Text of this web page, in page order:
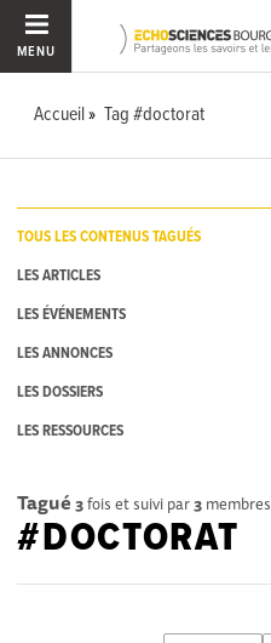
MENU
Accueil Tag #doctorat
TOUS LES CONTENUS TAGUÉS
LES ARTICLES
LES ÉVÉNEMENTS
LES ANNONCES
LES DOSSIERS
LES RESSOURCES
Tagué 3fois et suivi par3 membres
#DOCTORAT